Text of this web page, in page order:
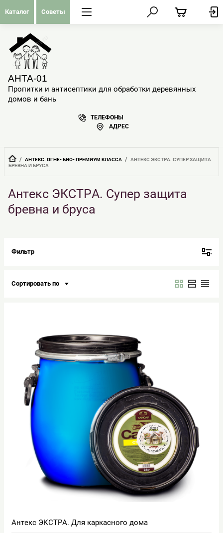
Каталог Советы
АНТА-01
Пропитки и антисептики для обработки деревянных
домов и бань
ТЕЛЕФОНЫ
АДРЕС
  /
АНТЕКС. ОГНЕ- БИО- ПРЕМИУМ КЛАССА
  /
АНТЕКС ЭКСТРА. СУПЕР ЗАЩИТА
БРЕВНА И БРУСА
Антекс ЭКСТРА. Супер защита
бревна и бруса
Фильтр
Сортировать по
Антекс ЭКСТРА. Для каркасного дома